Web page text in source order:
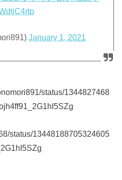
January 1, 2021
status/1344827468
status/13448188705324605